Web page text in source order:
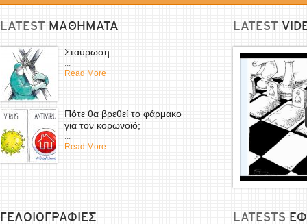
LATEST ΜΑΘΗΜΑΤΑ
Σταύρωση
...
Read More
Πότε θα βρεθεί το φάρμακο
για τον κορωνοϊό;
...
Read More
LATEST
ΓΕΛΟΙΟΓΡΑΦΙΕΣ LATESTS